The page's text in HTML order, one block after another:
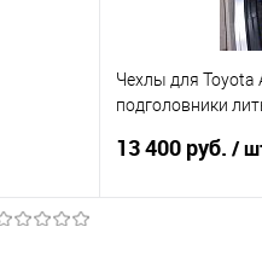
Чехлы для Toyota
подголовники
13 400 руб. /